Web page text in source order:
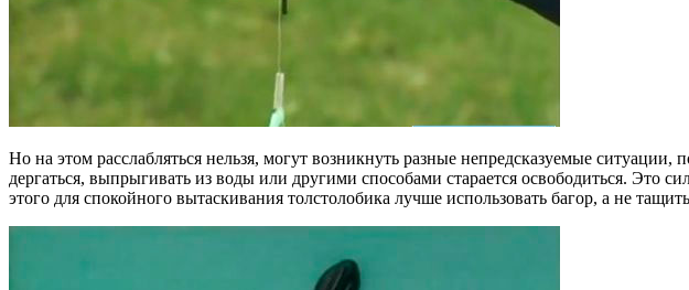
Но на этом расслабляться нельзя, могут возникнуть разные непредсказуемые
дергаться, выпрыгивать из воды или другими способами старается освободиться.
этого для спокойного вытаскивания толстолобика лучше использовать багор, а не